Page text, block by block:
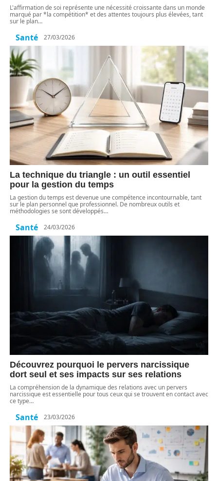
L'affirmation de soi représente une nécessité croissante dans un monde
marqué par *la compétition* et des attentes toujours plus élevées, tant
sur le plan…
Santé 27/03/2026
La technique du triangle : un outil essentiel
pour la gestion du temps
La gestion du temps est devenue une compétence incontournable, tant
sur le plan personnel que professionnel. De nombreux outils et
méthodologies se sont développés…
Santé 24/03/2026
Découvrez pourquoi le pervers narcissique
dort seul et ses impacts sur ses relations
La compréhension de la dynamique des relations avec un pervers
narcissique est essentielle pour tous ceux qui se trouvent en contact avec
ce type…
Santé 23/03/2026